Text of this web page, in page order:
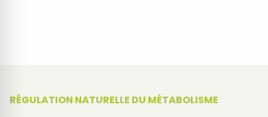
RÉGULATION NATURELLE DU MÉTABOLISME